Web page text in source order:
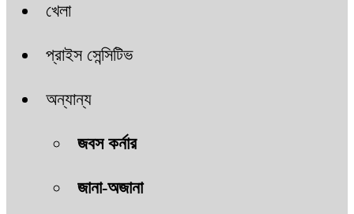
খেলা
প্রাইস সেন্সিটিভ
অন্যান্য
জবস কর্নার
জানা-অজানা